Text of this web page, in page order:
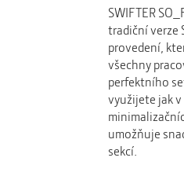
SWIFTER
tradiční verze
provedení,
všechny
perfektního
využijete jak
umožňuje
sekcí.